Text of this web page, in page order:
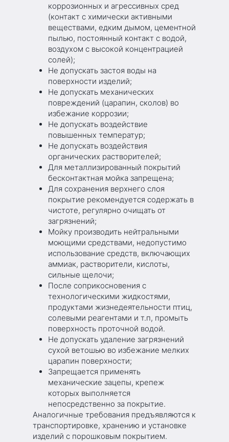
коррозионных и агрессивных сред
(контакт с химически активными
веществами, едким дымом, цементной
пылью, постоянный контакт с водой,
воздухом с высокой концентрацией
солей);
Не допускать застоя воды на
поверхности изделий;
Не допускать механических
повреждений (царапин, сколов) во
избежание коррозии;
Не допускать воздействие
повышенных температур;
Не допускать воздействия
органических растворителей;
Для металлизированный покрытий
бесконтактная мойка запрещена;
Для сохранения верхнего слоя
покрытие рекомендуется содержать в
чистоте, регулярно очищать от
загрязнений;
Мойку производить нейтральными
моющими средствами, недопустимо
использование средств, включающих
аммиак, растворители, кислоты,
сильные щелочи;
После соприкосновения с
технологическими жидкостями,
продуктами жизнедеятельности птиц,
солевыми реагентами и т.п, промыть
поверхность проточной водой.
Не допускать удаление загрязнений
сухой ветошью во избежание мелких
царапин поверхности;
Запрещается применять
механические зацепы, крепеж
которых выполняется
непосредственно за покрытие.
Аналогичные требования предъявляются к
транспортировке, хранению и установке
изделий с порошковым покрытием.